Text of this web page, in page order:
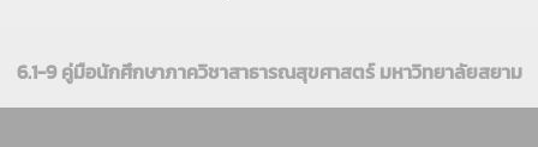
6.1-9 คู่มือนักศึกษาภาควิชาสาธารณสุขศาสตร์ มหาวิทยาลัยสยาม